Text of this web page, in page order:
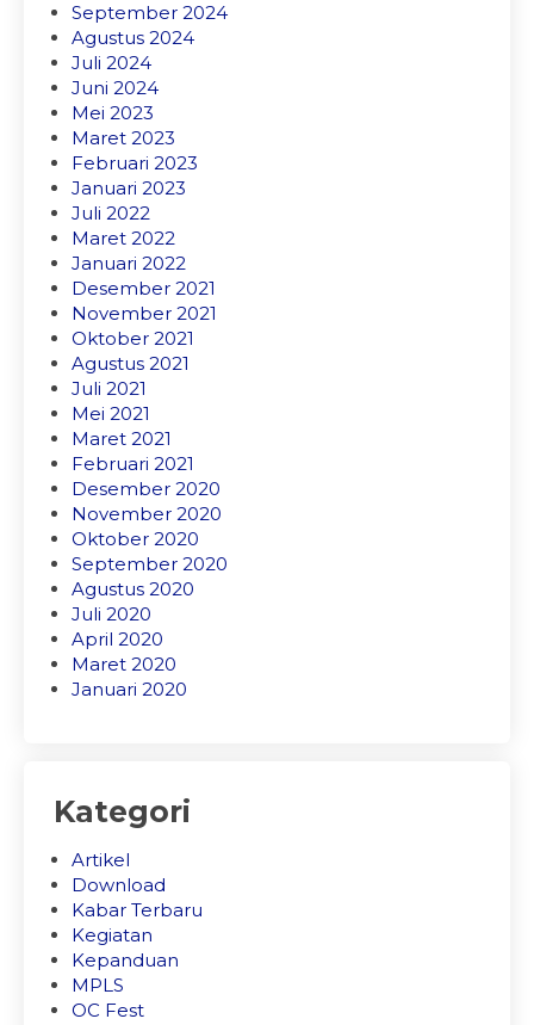
September 2024
Agustus 2024
Juli 2024
Juni 2024
Mei 2023
Maret 2023
Februari 2023
Januari 2023
Juli 2022
Maret 2022
Januari 2022
Desember 2021
November 2021
Oktober 2021
Agustus 2021
Juli 2021
Mei 2021
Maret 2021
Februari 2021
Desember 2020
November 2020
Oktober 2020
September 2020
Agustus 2020
Juli 2020
April 2020
Maret 2020
Januari 2020
Kategori
Artikel
Download
Kabar Terbaru
Kegiatan
Kepanduan
MPLS
OC Fest